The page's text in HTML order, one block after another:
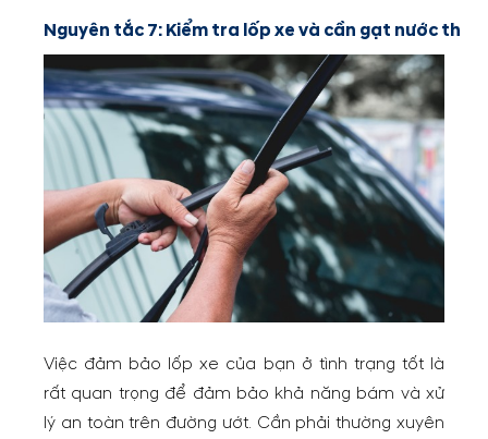
Nguyên tắc 7: Kiểm tra lốp xe và cần gạt nước
Việc đảm bảo lốp xe của bạn ở tình trạng tốt là
rất quan trọng để đảm bảo khả năng bám và xử
lý an toàn trên đường ướt. Cần phải thường xuyên